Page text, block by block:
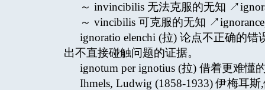
～ invincibilis 无法克服的无知
～ vincibilis 可克服的无知
ignoratio elenchi (拉) 论点不正确的
出不直接碰触问题的证据。
ignotum per ignotius (拉) 借着更难懂
Ihmels, Ludwig (1858-1933) 伊梅耳